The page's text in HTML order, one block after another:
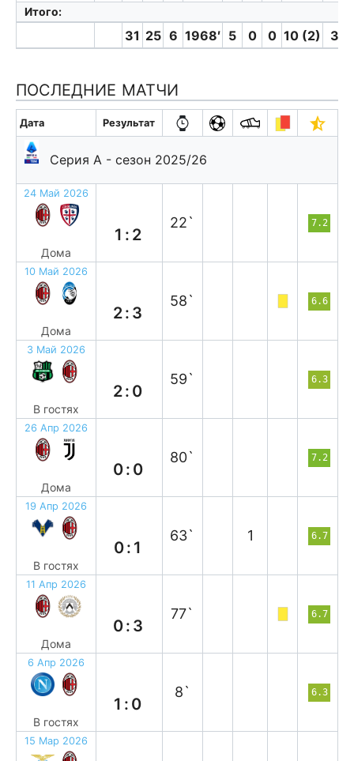
Итого:
31 25 6 1968′ 5 0 0 10 (2) 3
ПОСЛЕДНИЕ МАТЧИ
Дата Результат
Серия А - сезон 2025/26
24 Май 2026
Дома
1:2
22` 7.2
10 Май 2026
Дома
2:3
58` 6.6
3 Май 2026
В гостях
2:0
59` 6.3
26 Апр 2026
Дома
0:0
80` 7.2
19 Апр 2026
В гостях
0:1
63` 1 6.7
11 Апр 2026
Дома
0:3
77` 6.7
6 Апр 2026
В гостях
1:0
8` 6.3
15 Мар 2026